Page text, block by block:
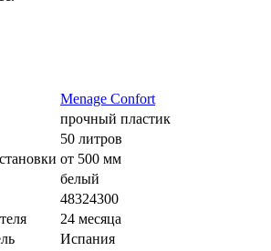
Menage Confort
прочный пластик
50 литров
от 500 мм
белый
48324300
24 месяца
Испания